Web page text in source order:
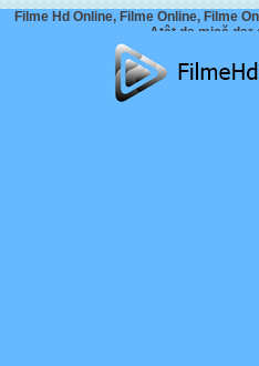
Filme Hd Online, Filme Online, Filme
Atât de mică dar